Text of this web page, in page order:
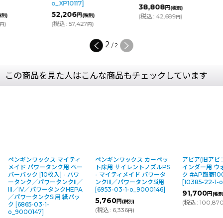
別)
円)
o_XP10117]
52,206円(税別)
(税込: 57,427円)
38,808円(税別)
(税込: 42,689円)
2 / 2
この商品を見た人はこんな商品もチェックしています
ペンギンワックス マイティ
メイド パワータンク用 ペー
パーバック [10枚入] - パワ
ータンク／パワータンクII／
III／IV／パワータンクHEPA
／パワータンクSi用 紙パッ
ク [6865-03-1-
o_9000147]
ペンギンワックス カーペッ
ト床用 サイレントノズルPS
- マイティメイド パワータ
ンクIII／パワータンクSi用
6953-03-1-o_9000146]
5,760円(税別)
税込: 6,336円)
アピア(旧アピ
インダー用 ウ
ク #AP取寄
10385-22-1-
91,700円(税別)
税込: 100,870